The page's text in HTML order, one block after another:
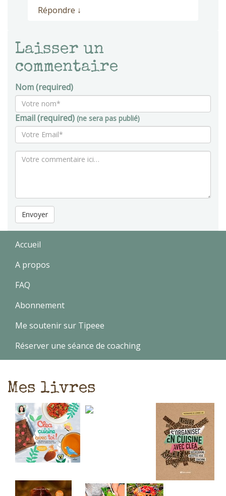
Répondre ↓
Laisser un
commentaire
Nom (required)
Email (required) (ne sera pas publié)
Envoyer
Accueil
A propos
FAQ
Abonnement
Me soutenir sur Tipeee
Réserver une séance de coaching
Mes livres